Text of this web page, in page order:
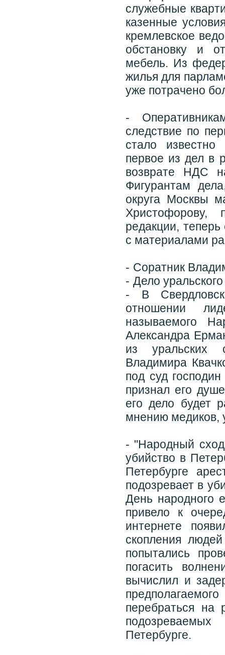
служебные
казенные
кремлевское
обстановку и
мебель. Из
жилья для
уже потрачено
-
следствие по
стало
первое из дел в
возврате НДС
Фигурантам
округа Москвы
Христофорову,
редакции,
с материалами
- Соратник
- Дело
- В
отношении
называемого
Александра
из уральских
Владимира
под суд
признал его
его дело будет
мнению медиков,
- "Народный
убийство в
Петербурге
подозревает в
День народного
привело к
интернете
скопления
попытались
погасить
вычислил и
перебраться на
Петербурге.